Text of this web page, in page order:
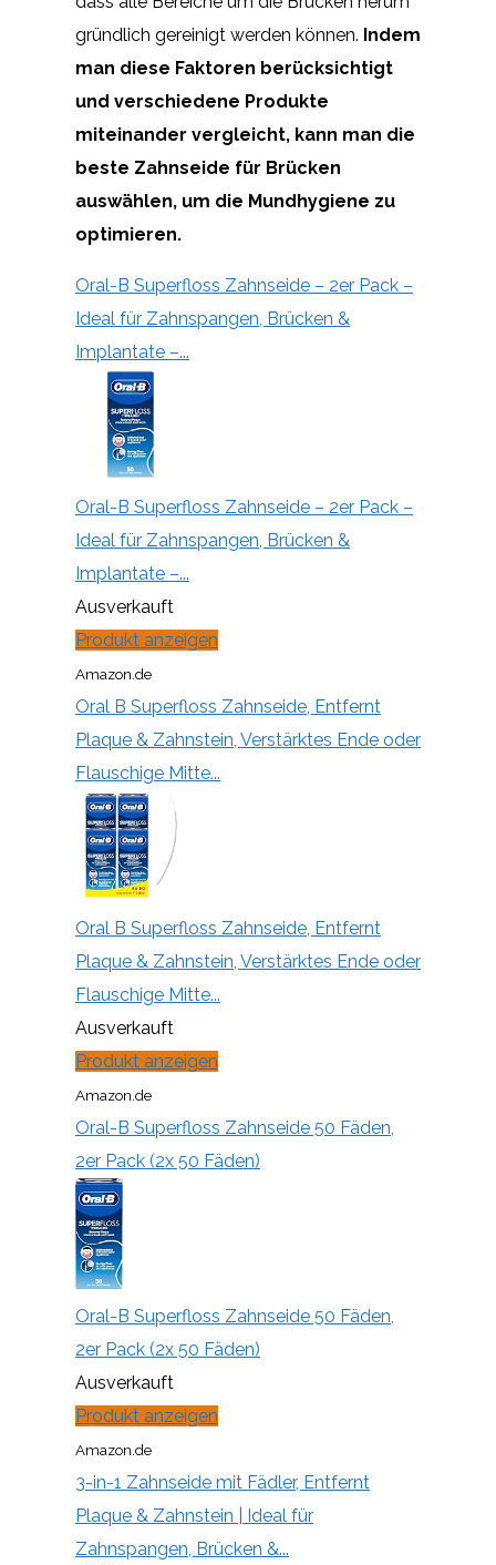
gründlich gereinigt werden können. Indem
man diese Faktoren berücksichtigt
und verschiedene Produkte
miteinander vergleicht, kann man die
beste Zahnseide für Brücken
auswählen, um die Mundhygiene zu
optimieren.
Oral-B Superfloss Zahnseide – 2er Pack –
Ideal für Zahnspangen, Brücken &
Implantate –...
Oral-B Superfloss Zahnseide – 2er Pack –
Ideal für Zahnspangen, Brücken &
Implantate –...
Ausverkauft
Produkt anzeigen
Amazon.de
Oral B Superfloss Zahnseide, Entfernt
Plaque & Zahnstein, Verstärktes Ende oder
Flauschige Mitte...
Oral B Superfloss Zahnseide, Entfernt
Plaque & Zahnstein, Verstärktes Ende oder
Flauschige Mitte...
Ausverkauft
Produkt anzeigen
Amazon.de
Oral-B Superfloss Zahnseide 50 Fäden,
2er Pack (2x 50 Fäden)
Oral-B Superfloss Zahnseide 50 Fäden,
2er Pack (2x 50 Fäden)
Ausverkauft
Produkt anzeigen
Amazon.de
3-in-1 Zahnseide mit Fädler, Entfernt
Plaque & Zahnstein | Ideal für
Zahnspangen, Brücken &...